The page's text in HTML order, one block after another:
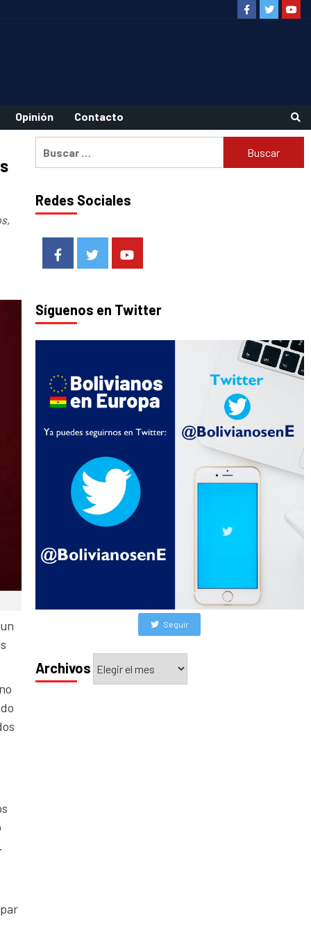
FacebookTwitter
Opinión Contacto
Redes Sociales
FacebookTwitterYoutube
Síguenos en Twitter
Seguir
Archivos
Archivos